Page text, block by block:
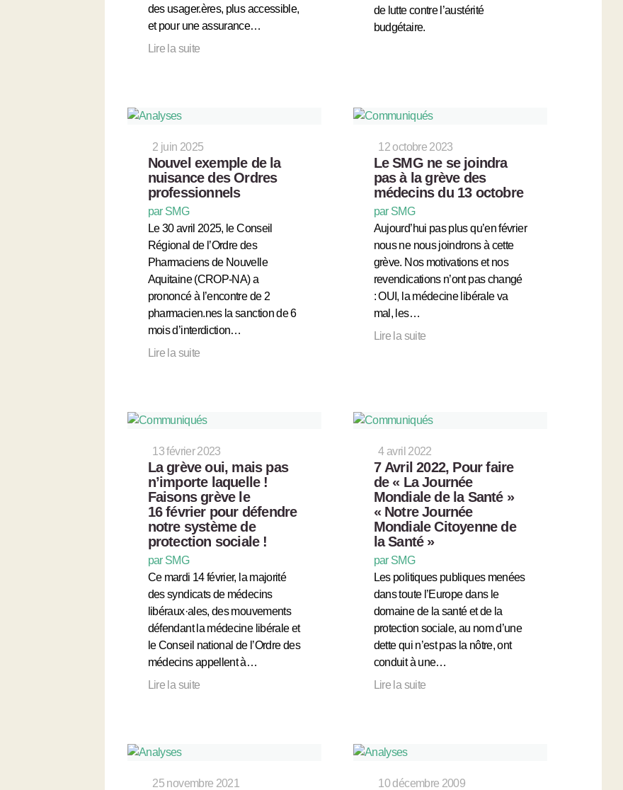
des usager.ères, plus accessible,
et pour une assurance…
Lire la suite
de lutte contre l’austérité
budgétaire.
2 juin 2025
Nouvel exemple de la
nuisance des Ordres
professionnels
par SMG
Le 30 avril 2025, le Conseil
Régional de l’Ordre des
Pharmaciens de Nouvelle
Aquitaine (CROP-NA) a
prononcé à l’encontre de 2
pharmacien.nes la sanction de 6
mois d’interdiction…
Lire la suite
12 octobre 2023
Le SMG ne se joindra
pas à la grève des
médecins du 13 octobre
par SMG
Aujourd’hui pas plus qu’en février
nous ne nous joindrons à cette
grève. Nos motivations et nos
revendications n’ont pas changé
: OUI, la médecine libérale va
mal, les…
Lire la suite
13 février 2023
La grève oui, mais pas
n’importe laquelle !
Faisons grève le
16 février pour défendre
notre système de
protection sociale !
par SMG
Ce mardi 14 février, la majorité
des syndicats de médecins
libéraux·ales, des mouvements
défendant la médecine libérale et
le Conseil national de l’Ordre des
médecins appellent à…
Lire la suite
4 avril 2022
7 Avril 2022, Pour faire
de « La Journée
Mondiale de la Santé »
« Notre Journée
Mondiale Citoyenne de
la Santé »
par SMG
Les politiques publiques menées
dans toute l’Europe dans le
domaine de la santé et de la
protection sociale, au nom d’une
dette qui n’est pas la nôtre, ont
conduit à une…
Lire la suite
25 novembre 2021 10 décembre 2009